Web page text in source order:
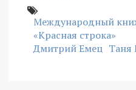
Международный
«Красная строка»
Дмитрий Емец Таня